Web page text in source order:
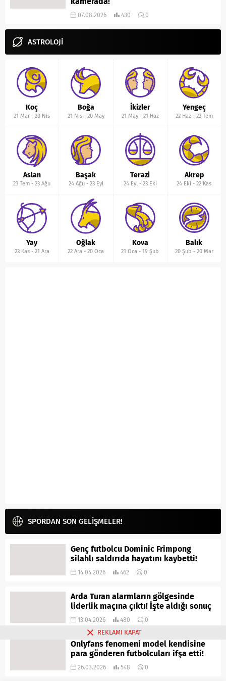
07.08.2026 430 0
ASTROLOJİ
Koç
21 Mar -20 Nis
Boğa
21 Nis- 20 May
İkizler
21 May- 21 Haz
Yengeç
22 Haz- 22 Tem
Aslan
23 Tem -23 Ağu
Başak
24 Ağu- 23 Eyl
Terazi
24 Eyl- 23 Eki
Akrep
24 Eki -22 Kas
Yay
23 Kas- 21 Ara
Oğlak
22 Ara -20 Oca
Kova
21 Oca -19 Şub
Balık
20 Şub - 20 Mar
SPORDAN SON GELİŞMELER!
Genç futbolcu Dominic Frimpong
silahlı saldırıda hayatını kaybetti!
14.04.2026 462 0
Arda Turan alarmların gölgesinde
liderlik maçına çıktı! İşte aldığı sonuç
13.04.2026 480 0
Onlyfans fenomeni model kendisine
para gönderen futbolcuları ifşa etti!
26.03.2026 548 0
REKLAMI KAPAT